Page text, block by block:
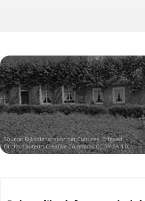
Source:Rijksdienst voor het Cultureel Erfgoed
Droits d'auteur:Creative Commons CC BY-SA 4.0